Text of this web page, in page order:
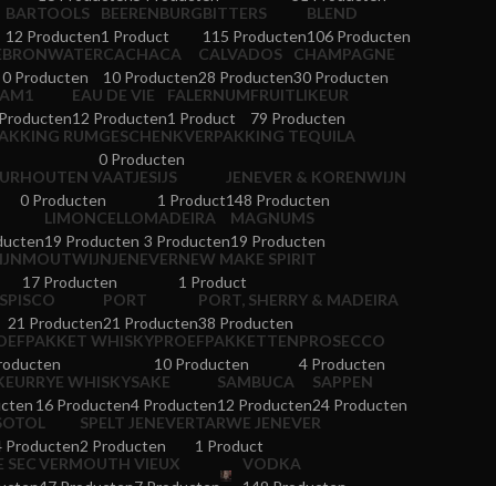
BARTOOLS
12 Producten
BEERENBURG
1 Product
BITTERS
115 Producten
BLEND
106 Producten
BRONWATER
0 Producten
CACHACA
10 Producten
CALVADOS
28 Producten
CHAMPAGNE
30 Producten
EAU DE VIE
12 Producten
FALERNUM
1 Product
FRUITLIKEUR
79 Producten
RUMGESCHENKVERPAKKING TEQUILA
0 Producten
HOUTEN VAATJES
0 Producten
IJS
1 Product
JENEVER & KORENWIJN
148 Producten
LIMONCELLO
19 Producten
MADEIRA
3 Producten
MAGNUMS
19 Producten
MOUTWIJNJENEVER
17 Producten
NEW MAKE SPIRIT
1 Product
PISCO
21 Producten
PORT
21 Producten
PORT, SHERRY & MADEIRA
38 Producten
WHISKYPROEFPAKKETTEN
10 Producten
PROSECCO
4 Producten
RYE WHISKY
16 Producten
SAKE
4 Producten
SAMBUCA
12 Producten
SAPPEN
24 Producten
Producten
SPELT JENEVER
2 Producten
TARWE JENEVER
1 Product
SECVERMOUTH VIEUX
VODKA